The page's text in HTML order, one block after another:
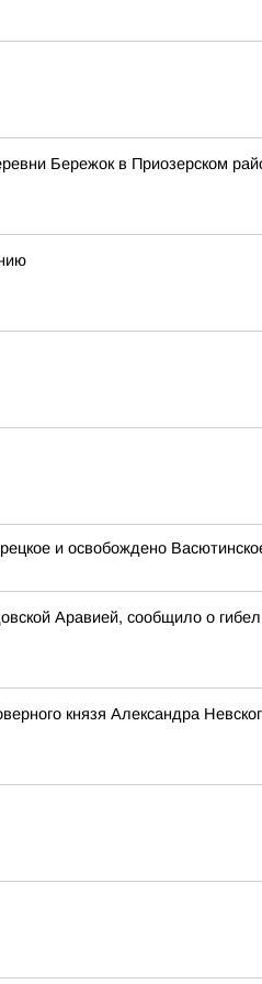
Бережок в Приозерском
и освобождено
Аравией, сообщило о
князя Александра